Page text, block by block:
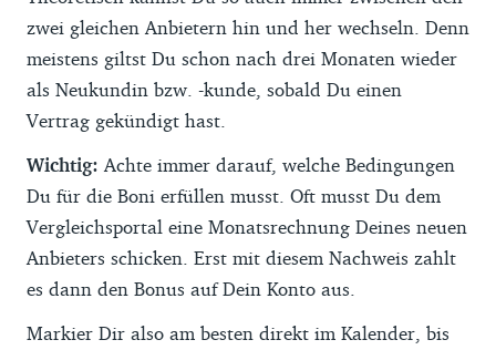
zwei gleichen Anbietern hin und her wechseln. Denn
meistens giltst Du schon nach drei Monaten wieder
als Neukundin bzw. -kunde, sobald Du einen
Vertrag gekündigt hast.
Wichtig: Achte immer darauf, welche Bedingungen
Du für die Boni erfüllen musst. Oft musst Du dem
Vergleichsportal eine Monatsrechnung Deines neuen
Anbieters schicken. Erst mit diesem Nachweis zahlt
es dann den Bonus auf Dein Konto aus.
Markier Dir also am besten direkt im Kalender, bis